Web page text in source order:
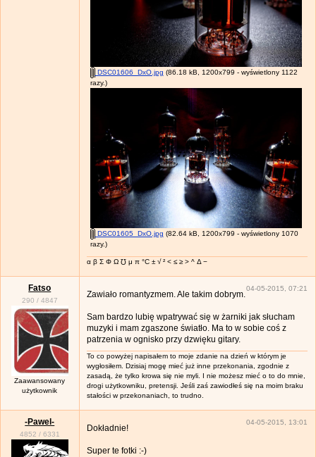
DSC01606_DxO.jpg (86.18 kB, 1200x799 - wyświetlony 1122
razy.)
DSC01605_DxO.jpg (82.64 kB, 1200x799 - wyświetlony 1070
razy.)
α β Σ Φ Ω ℧ μ π °C ± √ ² < ≤ ≥ > ^ Δ −
Fatso
290 / 4847
Zaawansowany
użytkownik
04-05-2015, 07:21
Zawiało romantyzmem. Ale takim dobrym.
Sam bardzo lubię wpatrywać się w żarniki jak słucham
muzyki i mam zgaszone światło. Ma to w sobie coś z
patrzenia w ognisko przy dzwięku gitary.
To co powyżej napisałem to moje zdanie na dzień w którym je
wygłosiłem. Dzisiaj mogę mieć już inne przekonania, zgodnie z
zasadą, że tylko krowa się nie myli. I nie możesz mieć o to do mnie,
drogi użytkowniku, pretensji. Jeśli zaś zawiodłeś się na moim braku
stałości w przekonaniach, to trudno.
-Pawel-
4852 / 6331
04-05-2015, 13:01
Dokładnie!
Super te fotki :-)